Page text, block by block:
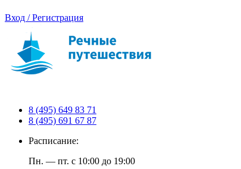
Вход / Регистрация
8 (495) 649 83 71
8 (495) 691 67 87
Расписание:
Пн. — пт. с 10:00 до 19:00